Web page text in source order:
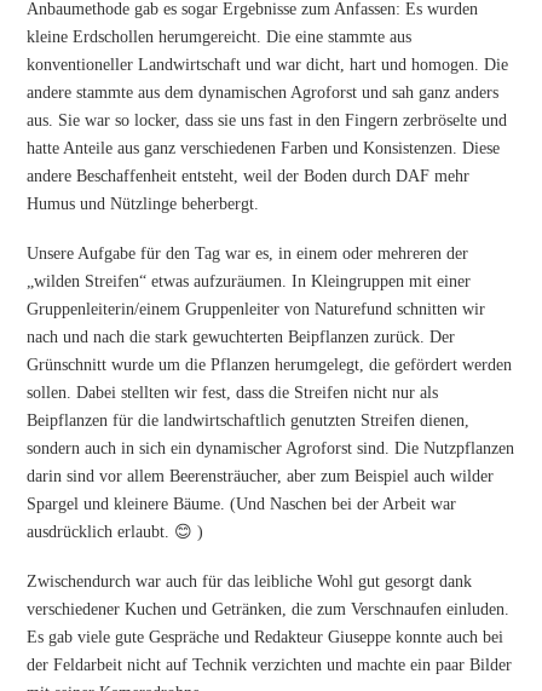
Anbaumethode gab es sogar Ergebnisse zum Anfassen: Es wurden
kleine Erdschollen herumgereicht. Die eine stammte aus
konventioneller Landwirtschaft und war dicht, hart und homogen. Die
andere stammte aus dem dynamischen Agroforst und sah ganz anders
aus. Sie war so locker, dass sie uns fast in den Fingern zerbröselte und
hatte Anteile aus ganz verschiedenen Farben und Konsistenzen. Diese
andere Beschaffenheit entsteht, weil der Boden durch DAF mehr
Humus und Nützlinge beherbergt.
Unsere Aufgabe für den Tag war es, in einem oder mehreren der
„wilden Streifen“ etwas aufzuräumen. In Kleingruppen mit einer
Gruppenleiterin/einem Gruppenleiter von Naturefund schnitten wir
nach und nach die stark gewuchterten Beipflanzen zurück. Der
Grünschnitt wurde um die Pflanzen herumgelegt, die gefördert werden
sollen. Dabei stellten wir fest, dass die Streifen nicht nur als
Beipflanzen für die landwirtschaftlich genutzten Streifen dienen,
sondern auch in sich ein dynamischer Agroforst sind. Die Nutzpflanzen
darin sind vor allem Beerensträucher, aber zum Beispiel auch wilder
Spargel und kleinere Bäume. (Und Naschen bei der Arbeit war
ausdrücklich erlaubt. 😊 )
Zwischendurch war auch für das leibliche Wohl gut gesorgt dank
verschiedener Kuchen und Getränken, die zum Verschnaufen einluden.
Es gab viele gute Gespräche und Redakteur Giuseppe konnte auch bei
der Feldarbeit nicht auf Technik verzichten und machte ein paar Bilder